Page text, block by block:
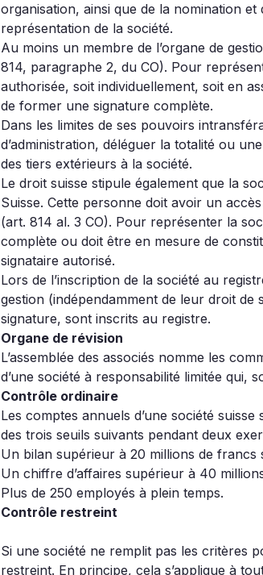
organisation, ainsi que de la nomination
représentation de la société.
Au moins un membre de l’organe de
814, paragraphe 2, du CO). Pour
authorisée, soit individuellement, soit en
de former une signature complète.
Dans les limites de ses pouvoirs
d’administration, déléguer la totalité ou
des tiers extérieurs à la société.
Le droit suisse stipule également que la
Suisse. Cette personne doit avoir un
(art. 814 al. 3 CO). Pour représenter la
complète ou doit être en mesure de
signataire autorisé.
Lors de l’inscription de la société au
gestion (indépendamment de leur droit
signature, sont inscrits au registre.
Organe de révision
L’assemblée des associés nomme les
d’une société à responsabilité limitée qui,
Contrôle ordinaire
Les comptes annuels d’une société
des trois seuils suivants pendant deux
Un bilan supérieur à 20 millions de francs
Un chiffre d’affaires supérieur à 40
Plus de 250 employés à plein temps.
Contrôle restreint
Si une société ne remplit pas les critères
restreint. En principe, cela s’applique à